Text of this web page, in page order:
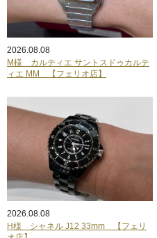
2026.08.08
M様 カルティエ サントスドゥカルテ
ィエ MM 【フェリオ店】
2026.08.08
H様 シャネル J12 33mm 【フェリ